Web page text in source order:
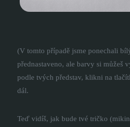
(V tomto případě jsme ponechali
přednastaveno, ale barvy si můžeš
podle tvých představ, klikni na
dál.
Teď vidíš, jak bude tvé tričko